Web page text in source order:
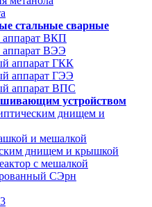
стальные сварные
аппарат ВКП
аппарат ВЭЭ
аппарат ГКК
аппарат ГЭЭ
аппарат ВПС
устройством
днищем и
и мешалкой
днищем и крышкой
с мешалкой
СЭрн